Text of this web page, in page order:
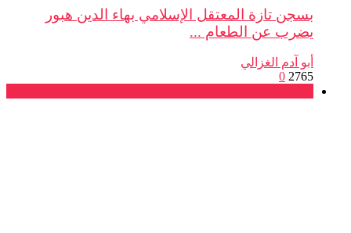
بسجن تازة المعتقل الإسلامي بهاء الدين هبور
يضرب عن الطعام ...
أبو آدم الغزالي
2765
0
بلاغات